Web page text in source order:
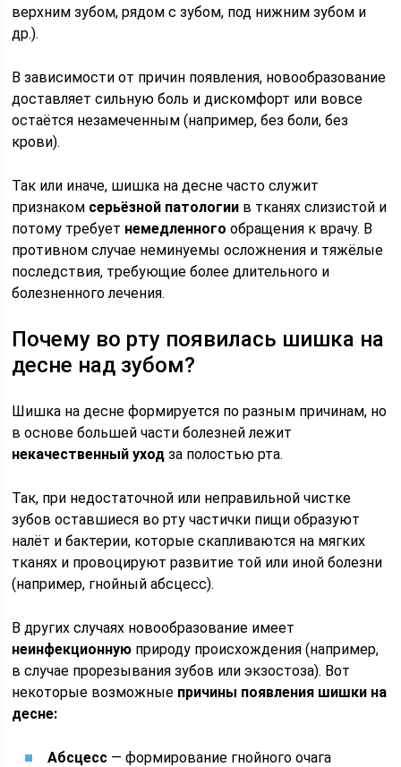
верхним зубом, рядом с зубом, под нижним зубом и
др.).
В зависимости от причин появления, новообразование
доставляет сильную боль и дискомфорт или вовсе
остаётся незамеченным (например, без боли, без
крови).
Так или иначе, шишка на десне часто служит
признаком серьёзной патологии в тканях слизистой и
потому требует немедленного обращения к врачу. В
противном случае неминуемы осложнения и тяжёлые
последствия, требующие более длительного и
болезненного лечения.
Почему во рту появилась шишка на
десне над зубом?
Шишка на десне формируется по разным причинам, но
в основе большей части болезней лежит
некачественный уход за полостью рта.
Так, при недостаточной или неправильной чистке
зубов оставшиеся во рту частички пищи образуют
налёт и бактерии, которые скапливаются на мягких
тканях и провоцируют развитие той или иной болезни
(например, гнойный абсцесс).
В других случаях новообразование имеет
неинфекционную природу происхождения (например,
в случае прорезывания зубов или экзостоза). Вот
некоторые возможные причины появления шишки на
десне:
Абсцесс — формирование гнойного очага